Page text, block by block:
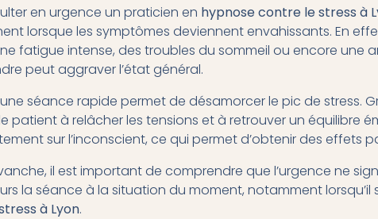
en urgence un praticien en hypnose contre le stress à
lorsque les symptômes deviennent envahissants. En
fatigue intense, des troubles du sommeil ou encore une
peut aggraver l’état général.
une séance rapide permet de désamorcer le pic de stress.
patient à relâcher les tensions et à retrouver un équilibre
sur l’inconscient, ce qui permet d’obtenir des effets
il est important de comprendre que l’urgence ne
la séance à la situation du moment, notamment lorsqu’il
à Lyon.